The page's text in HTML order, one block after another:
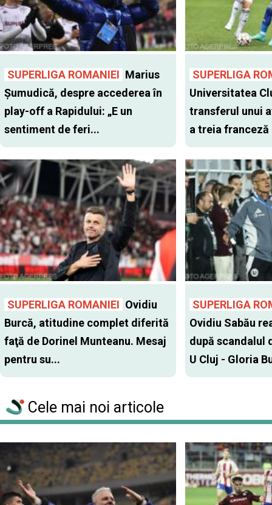
SUPERLIGA ROMANIEI Marius
Șumudică, despre accederea în
play-off a Rapidului: „E un
sentiment de feri...
SUPERLIGA
Universitatea
transferul unui
a treia franceză
SUPERLIGA ROMANIEI Ovidiu
Burcă, atitudine complet diferită
faţă de Dorinel Munteanu. Mesaj
pentru su...
SUPERLIGA
Ovidiu Sabău
după scandalul
U Cluj - Gloria
Cele mai noi articole